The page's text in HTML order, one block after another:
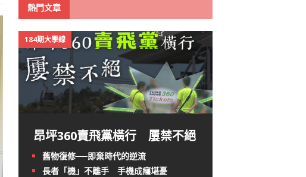
熱門文章
184期大學線
昂坪360賣飛黨橫行 屢禁不絕
舊物復修──即棄時代的逆流
長者「機」不離手 手機成癮堪憂